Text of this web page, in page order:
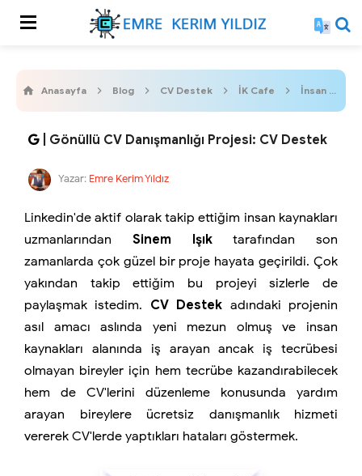
Anasayfa Blog CV Destek İK Cafe İnsan Kaynakları
| Gönüllü CV Danışmanlığı Projesi: CV Destek
Yazar: Emre Kerim Yıldız
Linkedin'de aktif olarak takip ettiğim insan kaynakları
uzmanlarından Sinem Işıktarafından son
zamanlarda çok güzel bir proje hayata geçirildi. Çok
yakından takip ettiğim bu projeyi sizlerle de
paylaşmak istedim. CV Destek adındaki projenin
asıl amacı aslında yeni mezun olmuş ve insan
kaynakları alanında iş arayan ancak iş tecrübesi
olmayan bireyler için hem tecrübe kazandırabilecek
hem de CV'lerini düzenleme konusunda yardım
arayan bireylere ücretsiz danışmanlık hizmeti
vererek CV'lerde yaptıkları hataları göstermek.